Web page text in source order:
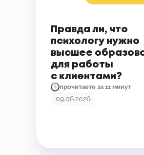
Правда ли, что
психологу нужно
высшее
для работы
с клиентами?
прочитаете за 11 минут
09.06.2026